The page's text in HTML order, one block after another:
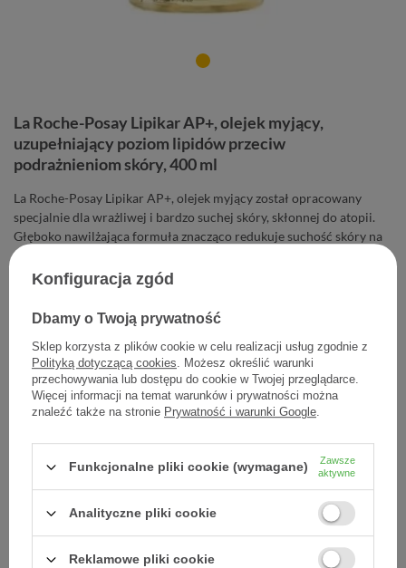
La Roche-Posay Lipikar AP+, olejek myjący,
uzupełniający poziom lipidów przeciw
podrażnieniom skóry, 400 ml
La Roche-Posay Lipikar AP+, olejek myjący został opracowany
specjalnie dla wrażliwej i bardzo suchej skóry, skłonnej do atopii.
Głęboko nawilżająca formuła znacząco redukuje suchość skóry na
24 godziny.
66,40 zł
- + Dodaj do koszyka
Producent:L'OREAL POLSKA
Kod produktu:3337875656764
Konfiguracja zgód
Dbamy o Twoją prywatność
Sklep korzysta z plików cookie w celu realizacji usług zgodnie z
Polityką dotyczącą cookies. Możesz określić warunki
przechowywania lub dostępu do cookie w Twojej przeglądarce.
Więcej informacji na temat warunków i prywatności można
znaleźć także na stronie Prywatność i warunki Google.
Funkcjonalne pliki cookie (wymagane)
Zawsze
aktywne
Analityczne pliki cookie
Reklamowe pliki cookie